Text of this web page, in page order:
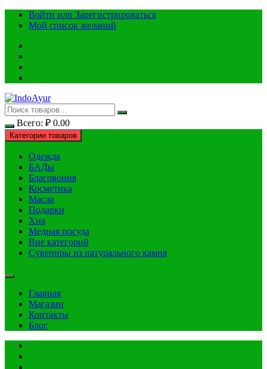
ПерейтиВойти или Зарегистрироваться
Мой список желаний
Всего: ₽ 0.00
Категории товаров
Одежда
БАДы
Благовония
Косметика
Масла
Подарки
Хна
Медная посуда
Вне категорий
Сувениры из натурального камня
Главная
Магазин
Контакты
Блог